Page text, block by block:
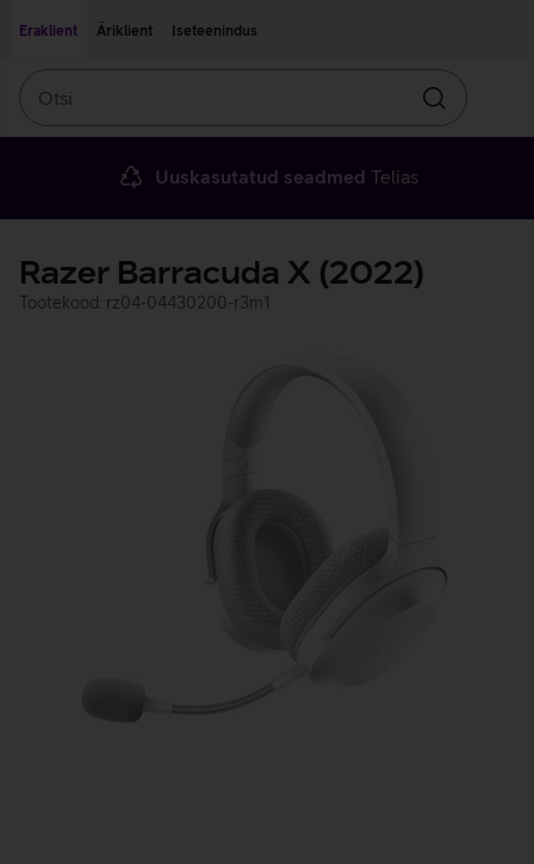
Eraklient
Äriklient Iseteenindus
Otsin
Uuskasutatud seadmed Telias
Razer Barracuda X (2022)
Tootekood: rz04-04430200-r3m1